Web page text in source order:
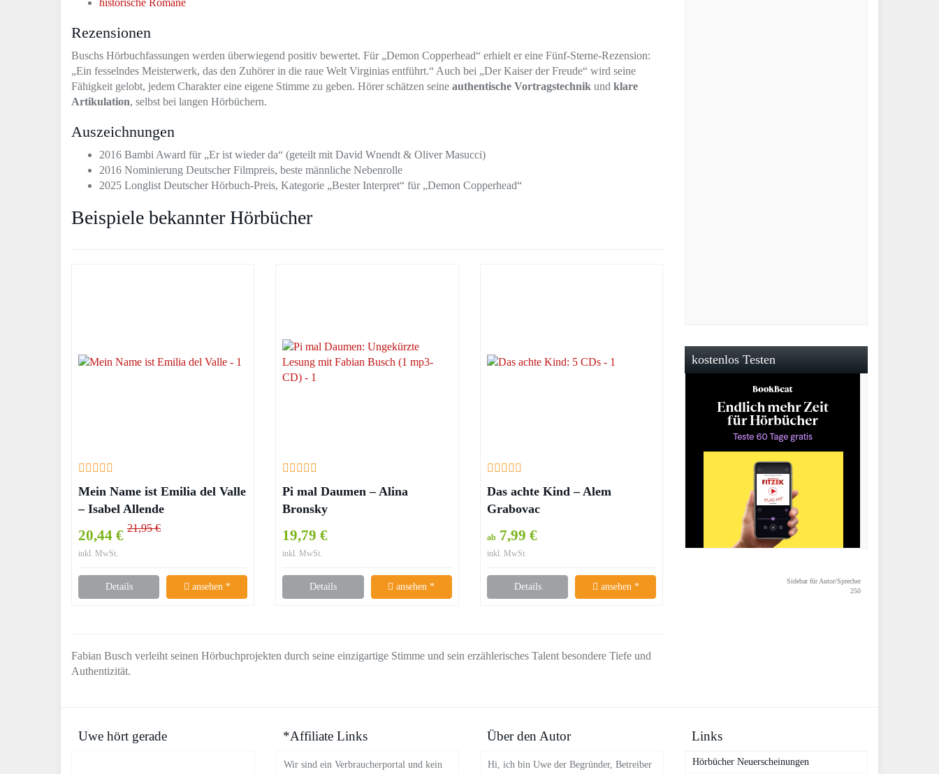
historische Romane
Rezensionen
Buschs Hörbuchfassungen werden überwiegend positiv bewertet. Für „Demon Copperhead“ erhielt er eine Fünf-Sterne-Rezension:
„Ein fesselndes Meisterwerk, das den Zuhörer in die raue Welt Virginias entführt.“ Auch bei „Der Kaiser der Freude“ wird seine
Fähigkeit gelobt, jedem Charakter eine eigene Stimme zu geben. Hörer schätzen seine authentische Vortragstechnik und klare
Artikulation, selbst bei langen Hörbüchern.
Auszeichnungen
2016 Bambi Award für „Er ist wieder da“ (geteilt mit David Wnendt & Oliver Masucci)
2016 Nominierung Deutscher Filmpreis, beste männliche Nebenrolle
2025 Longlist Deutscher Hörbuch-Preis, Kategorie „Bester Interpret“ für „Demon Copperhead“
Beispiele bekannter Hörbücher
Mein Name ist Emilia del Valle
– Isabel Allende
20,44 € 21,95 €
inkl. MwSt.
Details ansehen *
Pi mal Daumen – Alina
Bronsky
19,79 €
inkl. MwSt.
Details ansehen *
Das achte Kind – Alem
Grabovac
ab7,99 €
inkl. MwSt.
Details ansehen *
Fabian Busch verleiht seinen Hörbuchprojekten durch seine einzigartige Stimme und sein erzählerisches Talent besondere Tiefe und
Authentizität.
kostenlos Testen
Sidebar für Autor/Sprecher
250
Uwe hört gerade *Affiliate Links
Wir sind ein Verbraucherportal und kein
Über den Autor
Hi, ich bin Uwe der Begründer, Betreiber
Links
Hörbücher Neuerscheinungen